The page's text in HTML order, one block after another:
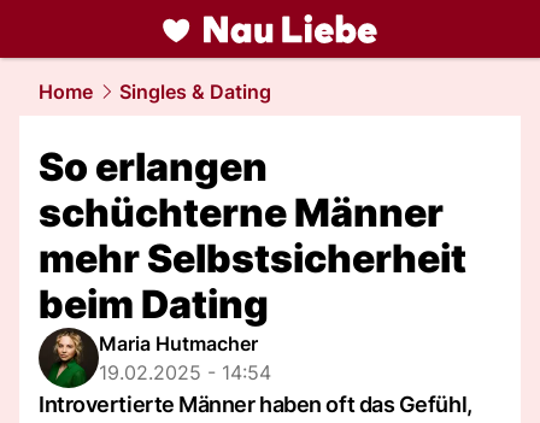
liebe.NAU.ch
Home Singles & Dating
So erlangen
schüchterne Männer
mehr Selbstsicherheit
beim Dating
Maria Hutmacher
19.02.2025 - 14:54
Introvertierte Männer haben oft das Gefühl,